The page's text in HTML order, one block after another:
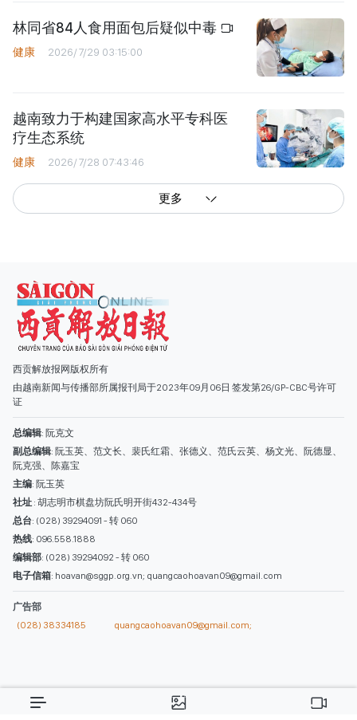
林同省84人食用面包后疑似中毒
健康 2026/7/29 03:15:00
越南致力于构建国家高水平专科医
疗生态系统
健康 2026/7/28 07:43:46
更多
西贡解放报网版权所有
由越南新闻与传播部所属报刊局于2023年09月06日 签发第26/GP-CBC号许可
证
总编辑
副总编辑: 阮玉英、范文长、裴氏红霜、张德义、范氏云英、杨文光、阮德显、
总台: (028) 39294091 - 转 060
热线: 096.558.1888